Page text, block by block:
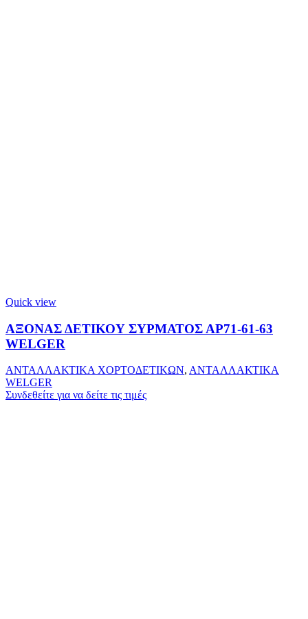
Quick view
ΑΞΟΝΑΣ ΔΕΤΙΚΟΥ ΣΥΡΜΑΤΟΣ ΑΡ71-61-63
WELGER
ΑΝΤΑΛΛΑΚΤΙΚΑ ΧΟΡΤΟΔΕΤΙΚΩΝ, ΑΝΤΑΛΛΑΚΤΙΚΑ
WELGER
Συνδεθείτε για να δείτε τις τιμές